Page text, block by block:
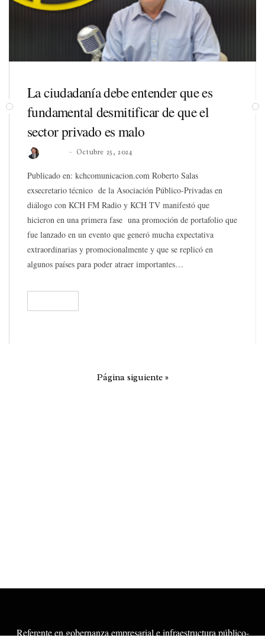
La ciudadanía debe entender que es
fundamental desmitificar de que el
sector privado es malo
Octubre 25, 2024
Publicado en: kchcomunicacion.com Roberto Salas
exsecretario técnico de la Asociación Público-Privadas en
diálogo con KCH FM Radio y KCH TV manifestó que
hicieron en una primera fase una promoción de portafolio que
fue lanzado en un evento que generó mucha expectativa
extraordinarias y promocionalmente y que se replicó en
algunos países para poder atraer importantes…
Página siguiente »
Referente en gobernanza empresarial e infraestructura público-